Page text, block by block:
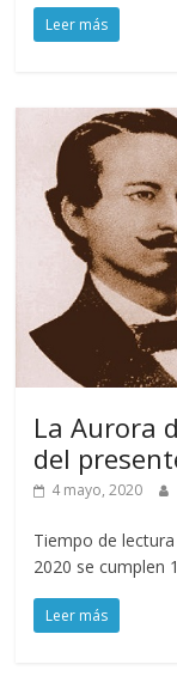
Leer más
La Aurora
del
4 mayo, 2020
Tiempo de
2020 se cumplen
Leer más